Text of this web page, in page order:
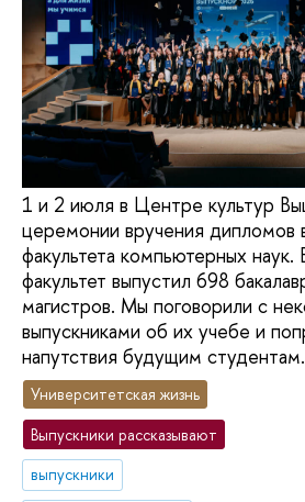
1 и 2 июля в Центре культур
церемонии вручения дипломов
факультета компьютерных наук.
факультет выпустил 698
магистров. Мы поговорили с
выпускниками об их учебе и
напутствия будущим студентам.
Университетская жизнь
Выпускники рассказывают
выпускники